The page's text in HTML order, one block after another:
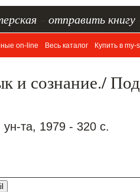
отправить книгу
on-line Весь каталог Купить в my-
и сознание./
та, 1979 - 320 с.